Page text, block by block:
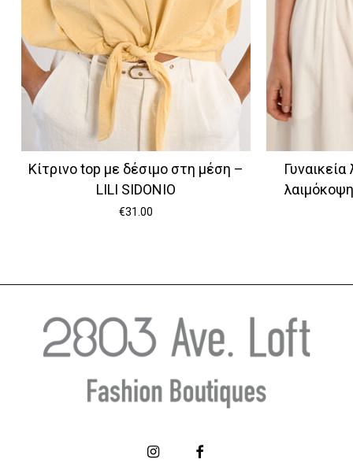
Κίτρινο top με δέσιμο στη μέση –
LILI SIDONIO
€31.00